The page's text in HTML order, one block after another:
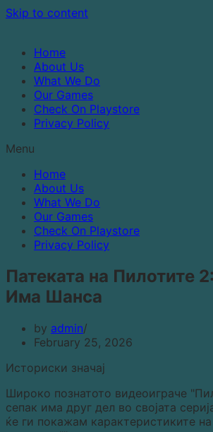
Skip to content
Home
About Us
What We Do
Our Games
Check On Playstore
Privacy Policy
Menu
Home
About Us
What We Do
Our Games
Check On Playstore
Privacy Policy
Патеката на Пилотите
Има Шанса
by admin
February 25, 2026
Историски значај
Широко познатото видеоиграче
сепак има друг дел во својата
ќе ги покажам карактеристиките